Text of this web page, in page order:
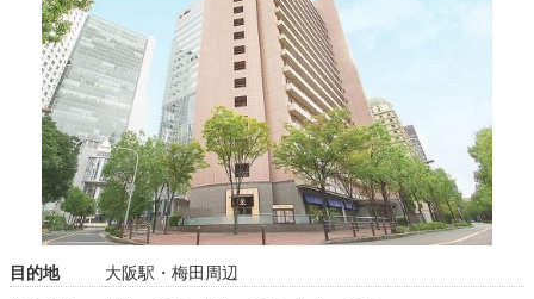
目的地
大阪駅・梅田周辺